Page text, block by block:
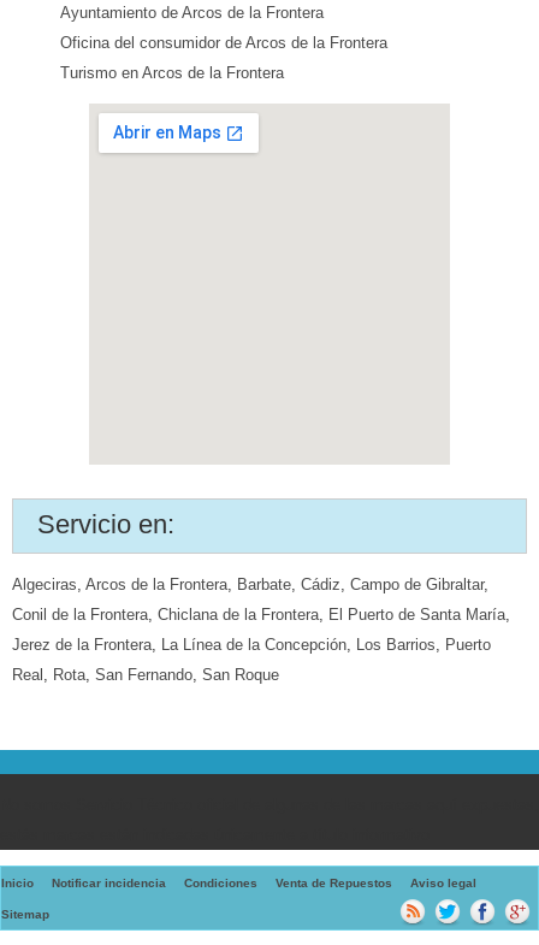
Ayuntamiento de Arcos de la Frontera
Oficina del consumidor de Arcos de la Frontera
Turismo en Arcos de la Frontera
Servicio en:
Algeciras, Arcos de la Frontera, Barbate, Cádiz, Campo de Gibraltar,
Conil de la Frontera, Chiclana de la Frontera, El Puerto de Santa María,
Jerez de la Frontera, La Línea de la Concepción, Los Barrios, Puerto
Real , Rota, San Fernando, San Roque
Inicio Notificar incidencia Condiciones Venta de Repuestos Aviso legal
Sitemap